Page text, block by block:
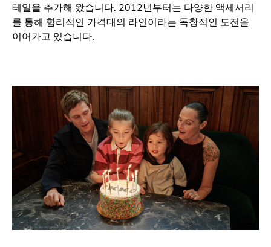
테일을 추가해 왔습니다. 2012년부터는 다양한 액세서리
를 통해 합리적인 가격대의 라인이라는 독창적인 도전을
이어가고 있습니다.